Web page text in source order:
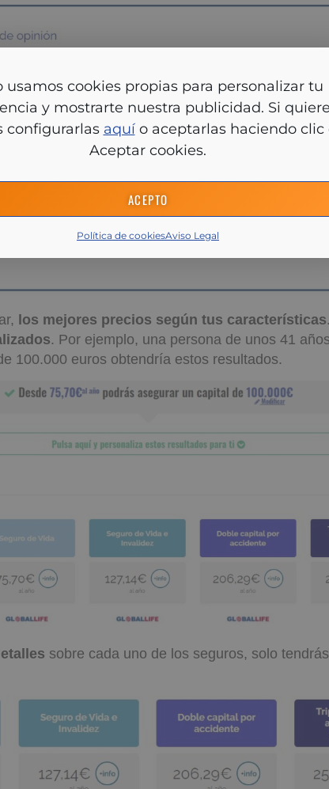
cookies propias para personalizar tu
nuestra publicidad. Si quieres, puedes
o aceptarlas haciendo clic en Aceptar cookies.
los mejores precios según tus características
100.000 euros obtendría estos resultados.